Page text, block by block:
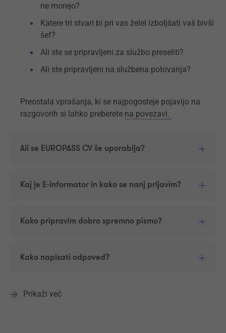
ne morejo?
Katere tri stvari bi pri vas želel izboljšati vaš bivši
šef?
Ali ste se pripravljeni za službo preseliti?
Ali ste pripravljeni na službena potovanja?
Preostala vprašanja, ki se najpogosteje pojavijo na
razgovorih si lahko preberete na povezavi.
Ali se EUROPASS CV še uporablja?
Kaj je E-informator in kako se nanj prijavim?
Kako pripravim dobro spremno pismo?
Kako napisati odpoved?
Prikaži več